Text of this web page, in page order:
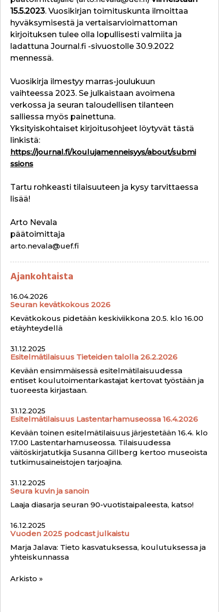
15.5.2023. Vuosikirjan toimituskunta ilmoittaa
hyväksymisestä ja vertaisarvioimattoman
kirjoituksen tulee olla lopullisesti valmiita ja
ladattuna Journal.fi -sivuostolle 30.9.2022
mennessä.
Vuosikirja ilmestyy marras-joulukuun
vaihteessa 2023. Se julkaistaan avoimena
verkossa ja seuran taloudellisen tilanteen
salliessa myös painettuna.
Yksityiskohtaiset kirjoitusohjeet löytyvät tästä
linkistä:
https://journal.fi/koulujamenneisyys/about/submi
ssions
Tartu rohkeasti tilaisuuteen ja kysy tarvittaessa
lisää!
Arto Nevala
päätoimittaja
arto.nevala@uef.fi
Ajankohtaista
16.04.2026
Seuran kevätkokous 2026
Kevätkokous pidetään keskiviikkona 20.5. klo 16.00
etäyhteydellä
31.12.2025
Esitelmätilaisuus Tieteiden talolla 26.2.2026
Kevään ensimmäisessä esitelmätilaisuudessa
entiset koulutoimentarkastajat kertovat työstään ja
tuoreesta kirjastaan.
31.12.2025
Esitelmätilaisuus Lastentarhamuseossa 16.4.2026
Kevään toinen esitelmätilaisuus järjestetään 16.4. klo
17.00 Lastentarhamuseossa. Tilaisuudessa
väitöskirjatutkija Susanna Gillberg kertoo museoista
tutkimusaineistojen tarjoajina.
31.12.2025
Seura kuvin ja sanoin
Laaja diasarja seuran 90-vuotistaipaleesta, katso!
16.12.2025
Vuoden 2025 podcast julkaistu
Marja Jalava: Tieto kasvatuksessa, koulutuksessa ja
yhteiskunnassa
Arkisto »